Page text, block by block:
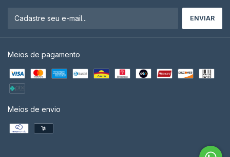
Meios de pagamento
Meios de envio